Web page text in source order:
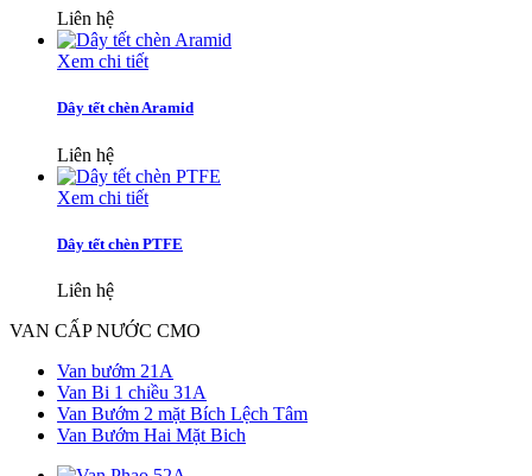
Liên hệ
Xem chi tiết
Dây tết chèn Aramid
Liên hệ
Xem chi tiết
Dây tết chèn PTFE
Liên hệ
VAN CẤP NƯỚC CMO
Van bướm 21A
Van Bi 1 chiều 31A
Van Bướm 2 mặt Bích Lệch Tâm
Van Bướm Hai Mặt Bich